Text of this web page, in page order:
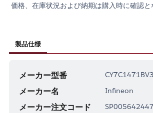
価格、在庫状況および納期は購入時に確認と
製品仕様
メーカー型番
メーカー名 Infineon
メーカー注文コード SP005642447